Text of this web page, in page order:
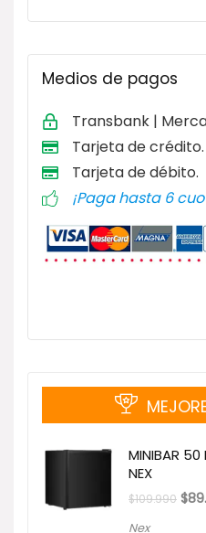
Medios de pagos
Transbank |
Tarjeta decrédito.
Tarjeta de débito.
¡Paga hasta 6
MINIBAR 50
NEX
$109.990 El
$
Nex